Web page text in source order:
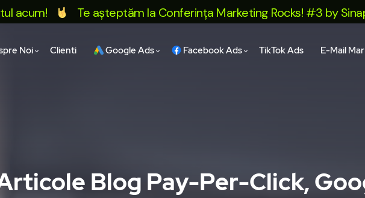
Te așteptăm la Conferința Marketing Rocks! #3 by Sinaps. Ia-
Noi Clienti Google Ads Facebook Ads TikTok Ads E-Mail
Blog Pay-Per-Click,